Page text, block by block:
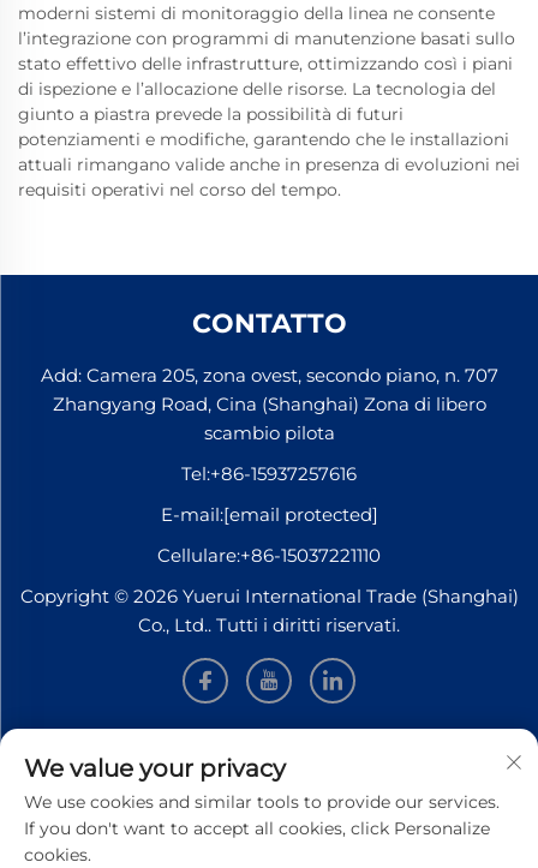
moderni sistemi di monitoraggio della linea ne consente
l’integrazione con programmi di manutenzione basati sullo
stato effettivo delle infrastrutture, ottimizzando così i piani
di ispezione e l’allocazione delle risorse. La tecnologia del
giunto a piastra prevede la possibilità di futuri
potenziamenti e modifiche, garantendo che le installazioni
attuali rimangano valide anche in presenza di evoluzioni nei
requisiti operativi nel corso del tempo.
CONTATTO
Add: Camera 205, zona ovest, secondo piano, n. 707
Zhangyang Road, Cina (Shanghai) Zona di libero
scambio pilota
Tel:+86-15937257616
E-mail:[email protected]
Cellulare:+86-15037221110
Copyright © 2026 Yuerui International Trade (Shanghai)
Co., Ltd.. Tutti i diritti riservati.
INFORMAZIONI
Iscriviti per ricevere la nostra newsletter settimanale
We value your privacy
We use cookies and similar tools to provide our services.
If you don't want to accept all cookies, click Personalize
cookies.